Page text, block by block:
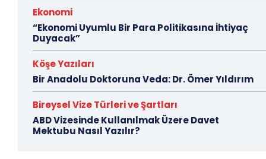
Ekonomi
“Ekonomi Uyumlu Bir Para Politikasına İhtiyaç
Duyacak”
Köşe Yazıları
Bir Anadolu Doktoruna Veda: Dr. Ömer Yıldırım
Bireysel Vize Türleri ve Şartları
ABD Vizesinde Kullanılmak Üzere Davet
Mektubu Nasıl Yazılır?